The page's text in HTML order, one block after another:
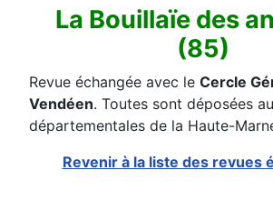
La Bouillaïe des
(85)
Revue échangée avec le Cercle
Vendéen. Toutes sont déposées
départementales de la Haute-
Revenir à la liste des revues